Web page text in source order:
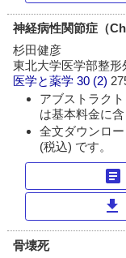
神経病性関節症（
杉田健彦
東北大学医学部整形
医学と薬学 30 (2)
アブストラク
は基本料金に含
全文ダウンロ
(税込) です。
article
download
骨壊死